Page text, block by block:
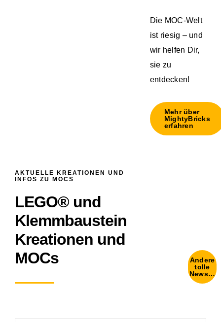
Die MOC-Welt
ist riesig – und
wir helfen Dir,
sie zu
entdecken!
Mehr über
MightyBricks
erfahren
AKTUELLE KREATIONEN UND
INFOS ZU MOCS
LEGO® und
Klemmbaustein
Kreationen und
MOCs
Andere
tolle
News…